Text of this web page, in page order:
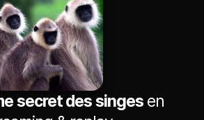
secret des singes en